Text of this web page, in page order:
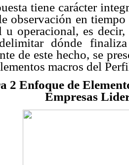
tiene carácter
observación en
u operacional, es
dónde
de este hecho, se
macros del
2 Enfoque de
Empresas